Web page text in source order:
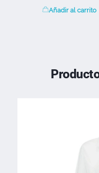
Añadir al carrito